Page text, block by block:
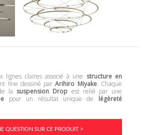
lignes claires associé à une structure en
fine dessiné parArihiro Miyake. Chaque
la suspension Drop est relié par une
pour un résultat unique de légèreté
QUESTION SUR CE PRODUIT >